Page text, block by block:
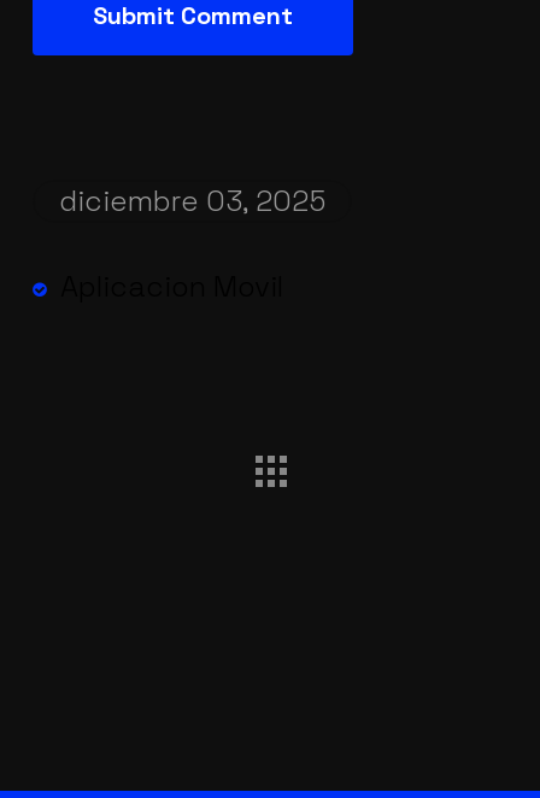
diciembre 03, 2025